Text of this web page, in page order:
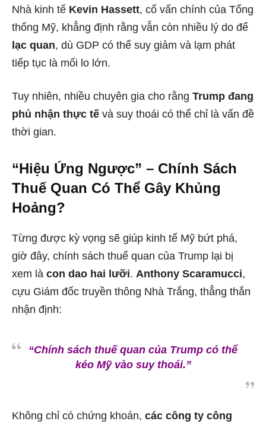
Nhà kinh tế Kevin Hassett, cố vấn chính của Tổng
thống Mỹ, khẳng định rằng vẫn còn nhiều lý do để
lạc quan, dù GDP có thể suy giảm và lạm phát
tiếp tục là mối lo lớn.
Tuy nhiên, nhiều chuyên gia cho rằng Trump đang
phủ nhận thực tế và suy thoái có thể chỉ là vấn đề
thời gian.
“Hiệu Ứng Ngược” – Chính Sách
Thuế Quan Có Thể Gây Khủng
Hoảng?
Từng được kỳ vọng sẽ giúp kinh tế Mỹ bứt phá,
giờ đây, chính sách thuế quan của Trump lại bị
xem là con dao hai lưỡi. Anthony Scaramucci,
cựu Giám đốc truyền thông Nhà Trắng, thẳng thắn
nhận định:
“Chính sách thuế quan của Trump có thể
kéo Mỹ vào suy thoái.”
Không chỉ có chứng khoán, các công ty công